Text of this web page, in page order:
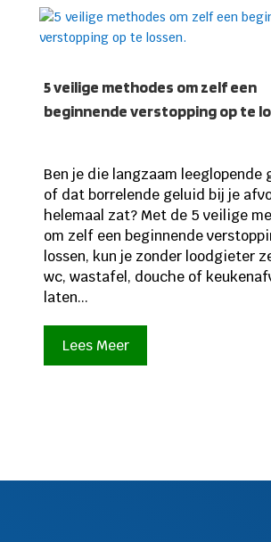
5 veilige methodes om zelf een
beginnende verstopping op te
Ben je die langzaam leeglopende
of dat borrelende geluid bij je
helemaal zat? Met de 5 veilige
om zelf een beginnende
lossen, kun je zonder loodgieter
wc, wastafel, douche of
laten...
Lees Meer